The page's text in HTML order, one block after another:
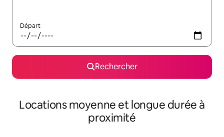
Départ
Rechercher
Locations moyenne et longue durée à
proximité